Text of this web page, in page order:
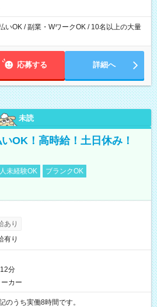
いOK / 副業・WワークOK / 10名以上の大量
応募する 詳細へ
未読
OK！高時給！土日休み！
未経験OK
ブランクOK
あり
有り
分
カー
※表記のうち実働8時間です。